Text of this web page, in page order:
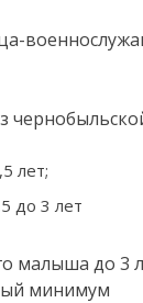
лет;
до 3 лет
малыша до 3
минимум